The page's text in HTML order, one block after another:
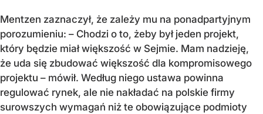
Mentzen zaznaczył, że zależy mu na ponadpartyjnym
porozumieniu: – Chodzi o to, żeby był jeden projekt,
który będzie miał większość w Sejmie. Mam nadzieję,
że uda się zbudować większość dla kompromisowego
projektu – mówił. Według niego ustawa powinna
regulować rynek, ale nie nakładać na polskie firmy
surowszych wymagań niż te obowiązujące podmioty